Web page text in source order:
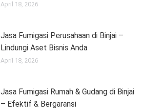
April 18, 2026
Jasa Fumigasi Perusahaan di Binjai –
Lindungi Aset Bisnis Anda
April 18, 2026
Jasa Fumigasi Rumah & Gudang di Binjai
– Efektif & Bergaransi